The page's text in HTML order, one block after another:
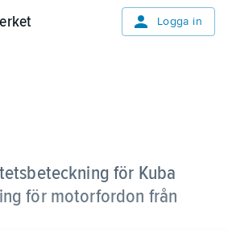
Logga in
för Kuba
för motorfordon från